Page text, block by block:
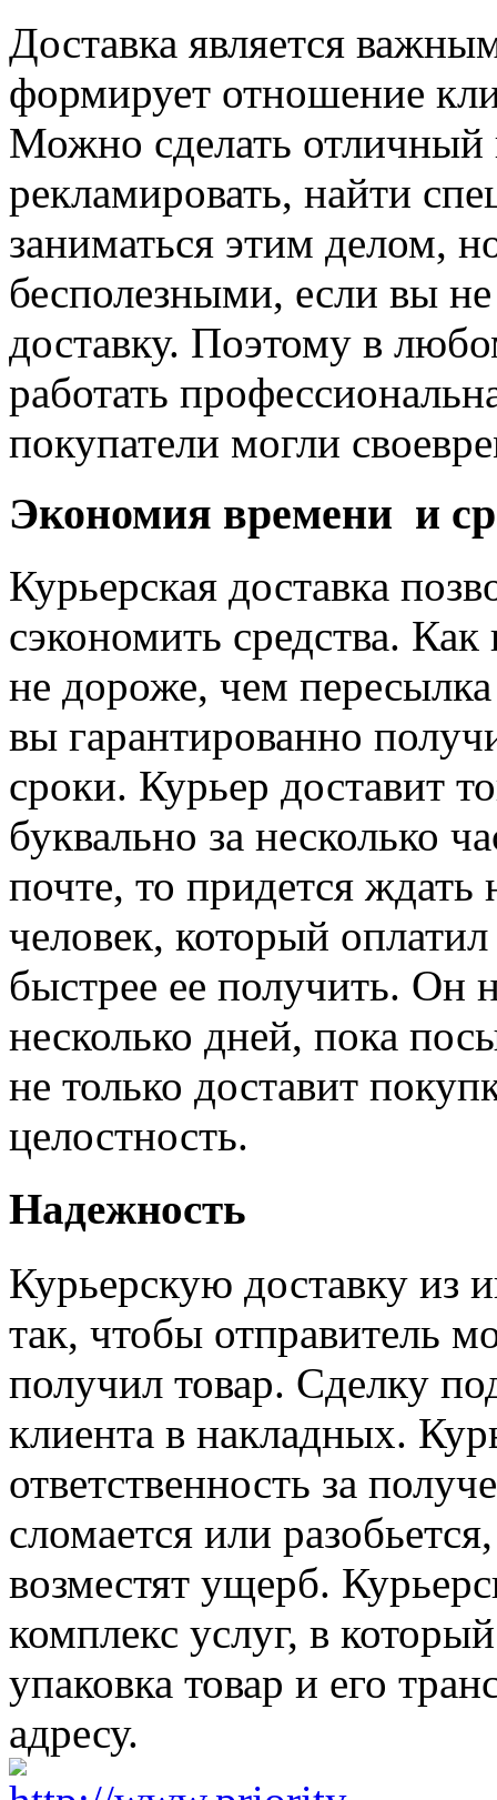
Доставка является
формирует отношение
Можно сделать отличный
рекламировать, найти
заниматься этим делом,
бесполезными, если вы
доставку. Поэтому в
работать
покупатели могли
Экономия времени и
Курьерская доставка
сэкономить средства.
не дороже, чем
вы гарантированно
сроки. Курьер доставит
буквально за несколько
почте, то придется
человек, который
быстрее ее получить. Он
несколько дней, пока
не только доставит
целостность.
Надежность
Курьерскую доставку из
так, чтобы отправитель
получил товар. Сделку
клиента в накладных.
ответственность за
сломается или
возместят ущерб.
комплекс услуг, в
упаковка товар и его
адресу.